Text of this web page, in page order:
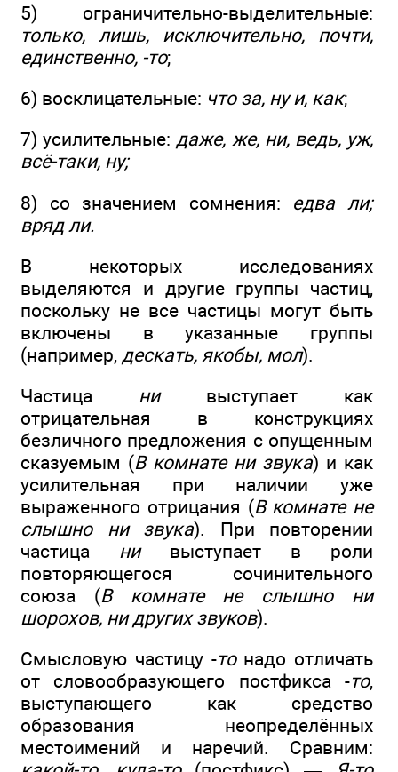
5) ограничительно-выделительные:
только, лишь, исключительно, почти,
единственно, -то;
6) восклицательные: что за, ну и, как;
7) усилительные:даже, же, ни, ведь, уж,
всё-таки, ну;
8) со значением сомнения: едва ли;
вряд ли.
В некоторых исследованиях
выделяются и другие группы частиц,
поскольку не все частицы могут быть
включены в указанные группы
(например, дескать, якобы, мол).
Частица нивыступает как
отрицательная в конструкциях
безличного предложения с опущенным
сказуемым (В комнате ни звука) и как
усилительная при наличии уже
выраженного отрицания (В комнате не
слышно ни звука). При повторении
частица нивыступает в роли
повторяющегося сочинительного
союза (В комнате не слышно ни
шорохов, ни других звуков).
Смысловую частицу -тонадо отличать
от словообразующего постфикса -то,
выступающего как средство
образования неопределённых
местоимений и наречий. Сравним: